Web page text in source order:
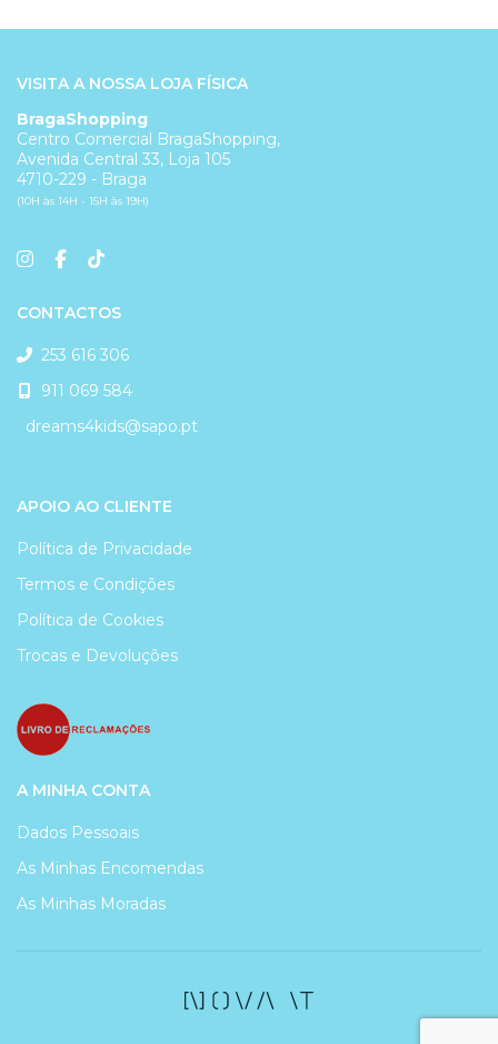
VISITA A NOSSA LOJA FÍSICA
BragaShopping
Centro Comercial BragaShopping,
Avenida Central 33, Loja 105
4710-229 - Braga
(10H às 14H - 15H às 19H)
CONTACTOS
253 616 306
911 069 584
dreams4kids@sapo.pt
APOIO AO CLIENTE
Política de Privacidade
Termos e Condições
Política de Cookies
Trocas e Devoluções
A MINHA CONTA
Dados Pessoais
As Minhas Encomendas
As Minhas Moradas